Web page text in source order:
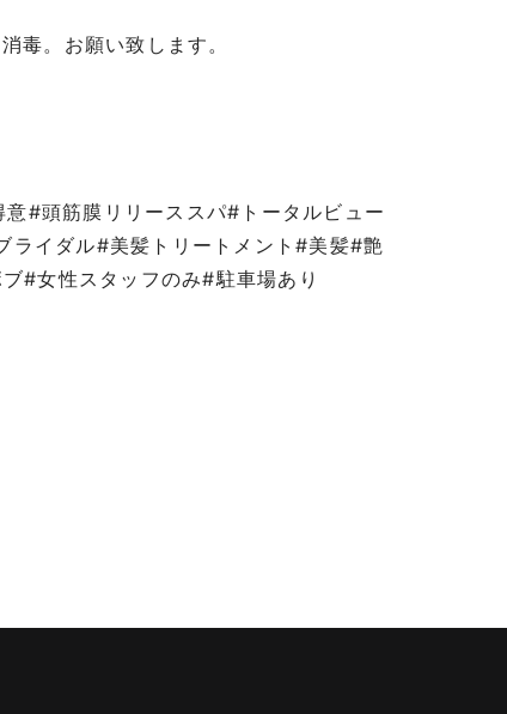
毒。お願い致します。
#頭筋膜リリーススパ#トータルビュー
イダル#美髪トリートメント#美髪#艶
#女性スタッフのみ#駐車場あり